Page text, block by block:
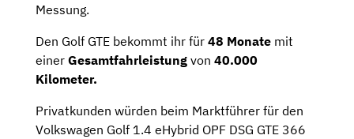
Messung.
Den Golf GTE bekommt ihr für 48 Monate mit
einer Gesamtfahrleistung von 40.000
Kilometer.
Privatkunden würden beim Marktführer für den
Volkswagen Golf 1.4 eHybrid OPF DSG GTE 366